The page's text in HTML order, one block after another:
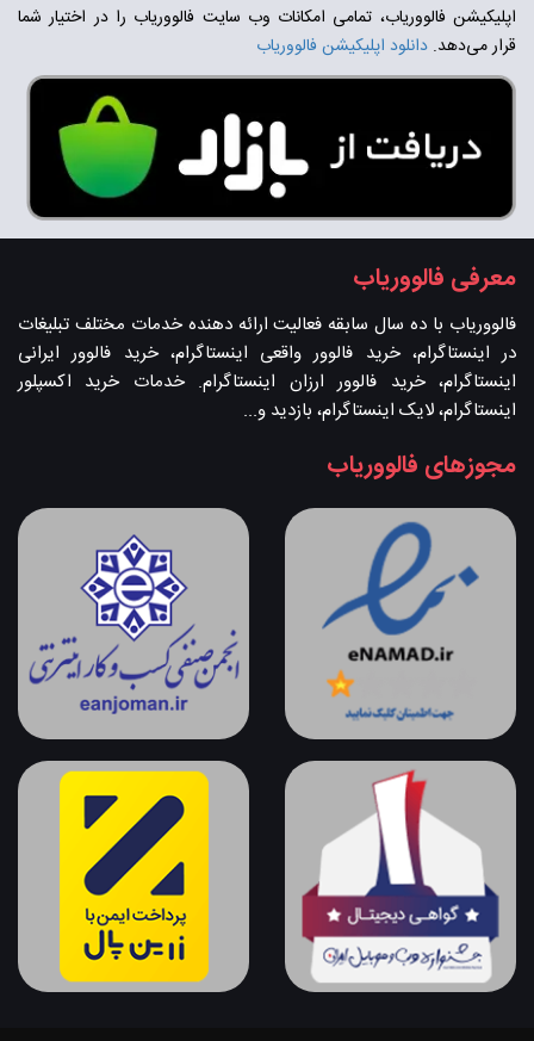
اپلیکیشن فالووریاب، تمامی امکانات وب سایت فالووریاب را در اختیار شما
قرار می‌دهد. دانلود اپلیکیشن فالووریاب
معرفی فالووریاب
فالووریاب با ده سال سابقه فعالیت ارائه دهنده خدمات مختلف تبلیغات
در اینستاگرام، خرید فالوور واقعی اینستاگرام، خرید فالوور ایرانی
اینستاگرام، خرید فالوور ارزان اینستاگرام. خدمات خرید اکسپلور
اینستاگرام، لایک اینستاگرام، بازدید و...
مجوزهای فالووریاب